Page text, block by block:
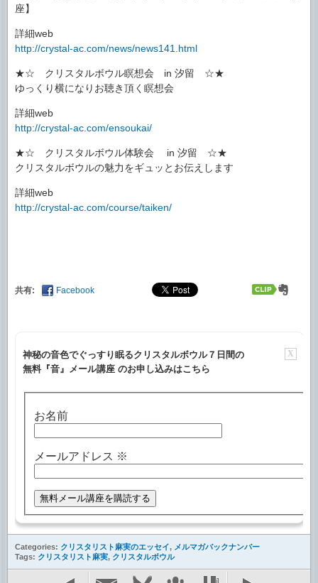
座】
詳細web
http://crystal-ac.com/news/news141.html
★☆ クリスタルボウル瞑想会 in 汐留 ☆★
ゆっくり横になりお聴き頂く瞑想会
詳細web
http://crystal-ac.com/ensoukai/
★☆ クリスタルボウル体験会 in 汐留 ☆★
クリスタルボウルの魅力をギュッとお伝えします
詳細web
http://crystal-ac.com/course/taiken/
共有: Facebook
X
神秘の音色でぐっすり眠るクリスタルボウル７日間の
無料『音』メール講座 のお申し込みはこちら
お名前
メールアドレス ※
Categories: クリスタリスト麻実のエッセイ, メルマガバックナンバー
Tags: クリスタリスト麻実, クリスタルボウル